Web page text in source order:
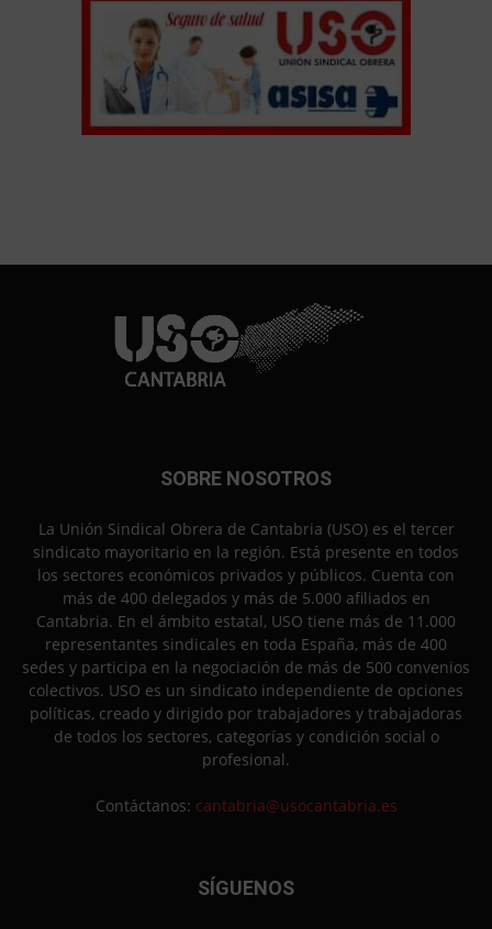
SOBRE NOSOTROS
La Unión Sindical Obrera de Cantabria (USO) es el tercer
sindicato mayoritario en la región. Está presente en todos
los sectores económicos privados y públicos. Cuenta con
más de 400 delegados y más de 5.000 afiliados en
Cantabria. En el ámbito estatal, USO tiene más de 11.000
representantes sindicales en toda España, más de 400
sedes y participa en la negociación de más de 500 convenios
colectivos. USO es un sindicato independiente de opciones
políticas, creado y dirigido por trabajadores y trabajadoras
de todos los sectores, categorías y condición social o
profesional.
Contáctanos: cantabria@usocantabria.es
SÍGUENOS